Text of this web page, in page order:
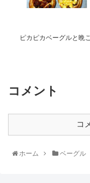
ピカピカベーグルと晩
コメント
コ
ホーム ベーグル